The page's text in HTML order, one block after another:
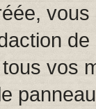
vos